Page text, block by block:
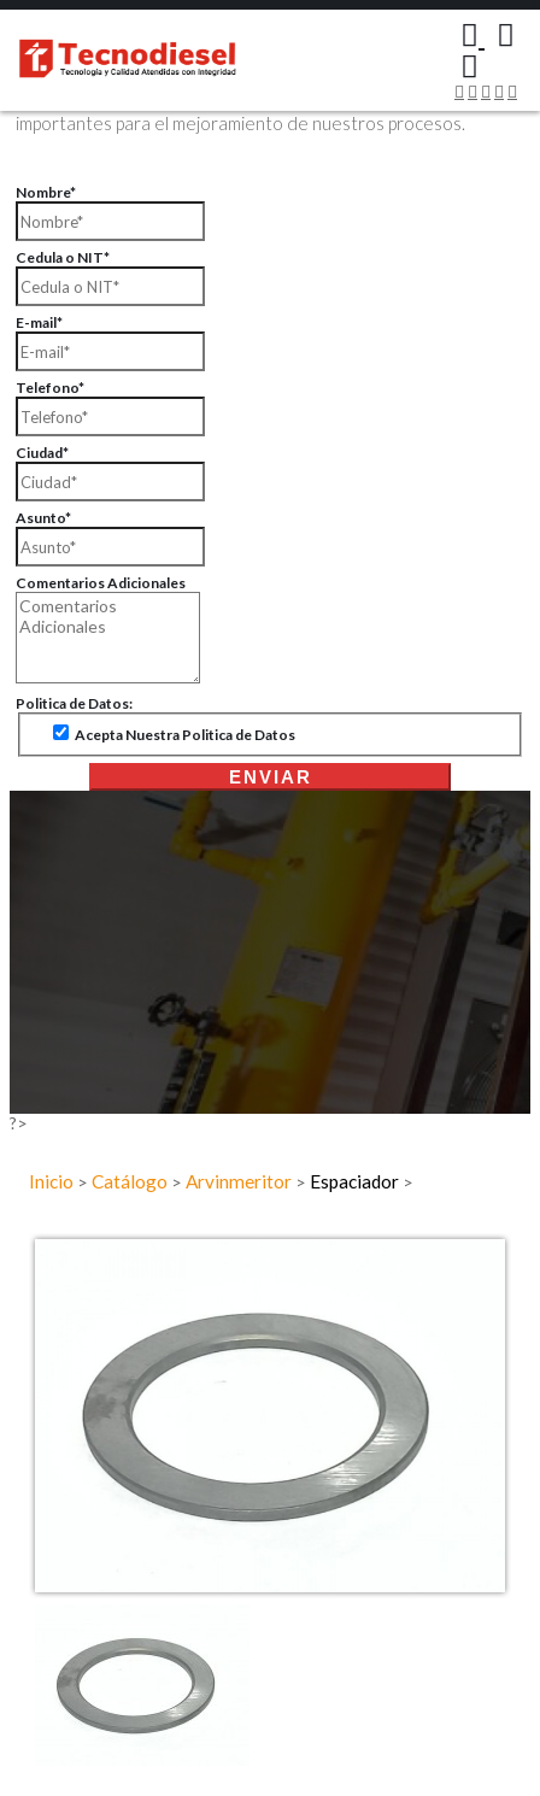
Contáctenos Vía Email
Envíenos sus datos con sus comentarios, sus opiniones son muy
importantes para el mejoramiento de nuestros procesos.
Nombre*
Cedula o NIT*
E-mail*
Telefono*
Ciudad*
Asunto*
Comentarios Adicionales
Politica de Datos:
Acepta Nuestra Politica de Datos
ENVIAR
?>
Inicio > Catálogo > Arvinmeritor > Espaciador >